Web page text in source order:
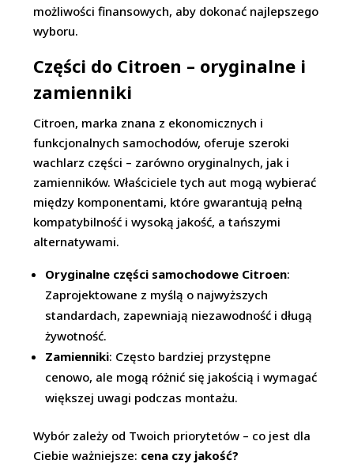
możliwości finansowych, aby dokonać najlepszego
wyboru.
Części do Citroen – oryginalne i
zamienniki
Citroen, marka znana z ekonomicznych i
funkcjonalnych samochodów, oferuje szeroki
wachlarz części – zarówno oryginalnych, jak i
zamienników. Właściciele tych aut mogą wybierać
między komponentami, które gwarantują pełną
kompatybilność i wysoką jakość, a tańszymi
alternatywami.
Oryginalne części samochodowe Citroen:
Zaprojektowane z myślą o najwyższych
standardach, zapewniają niezawodność i długą
żywotność.
Zamienniki: Często bardziej przystępne
cenowo, ale mogą różnić się jakością i wymagać
większej uwagi podczas montażu.
Wybór zależy od Twoich priorytetów – co jest dla
Ciebie ważniejsze: cena czy jakość?